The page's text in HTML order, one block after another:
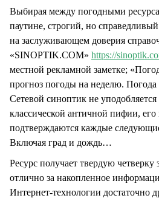
Выбирая между погодными
паутине, строгий, но
на заслуживающем доверия
«SINOPTIK.COM» https://
местной рекламной заметке;
прогноз погоды на неделю. Погода
Сетевой синоптик не
классической античной пифии, его
подтверждаются каждые
Включая град и дождь…
Ресурс получает твердую четверку
отлично за накопленное
Интернет-технологии достаточно